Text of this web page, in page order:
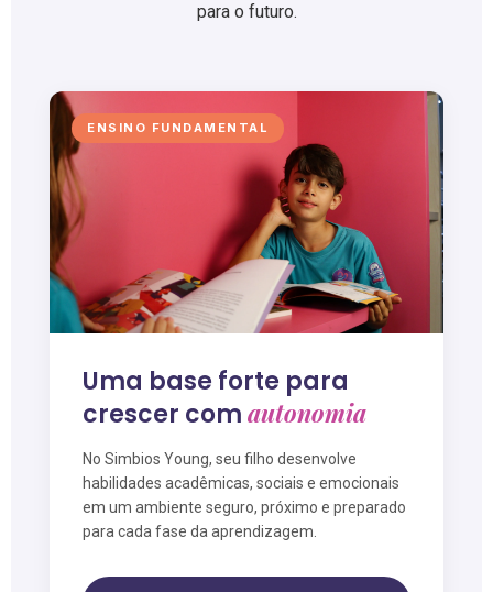
para o futuro.
ENSINO FUNDAMENTAL
Uma base forte para
crescer com autonomia
No Simbios Young, seu filho desenvolve
habilidades acadêmicas, sociais e emocionais
em um ambiente seguro, próximo e preparado
para cada fase da aprendizagem.